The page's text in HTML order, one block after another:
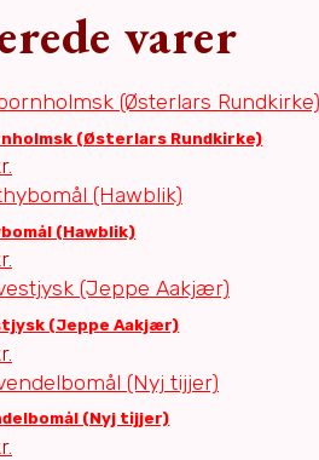
varer
(Østerlars Rundkirke)
(Hawblik)
(Jeppe Aakjær)
(Nyj tijjer)